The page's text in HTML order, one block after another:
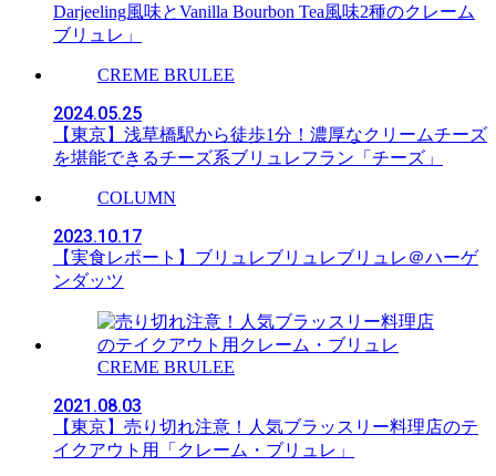
Darjeeling風味とVanilla Bourbon Tea風味2種のクレーム
ブリュレ」
CREME BRULEE
2024.05.25
【東京】浅草橋駅から徒歩1分！濃厚なクリームチーズ
を堪能できるチーズ系ブリュレフラン「チーズ」
COLUMN
2023.10.17
【実食レポート】ブリュレブリュレブリュレ＠ハーゲ
ンダッツ
CREME BRULEE
2021.08.03
【東京】売り切れ注意！人気ブラッスリー料理店のテ
イクアウト用「クレーム・ブリュレ」